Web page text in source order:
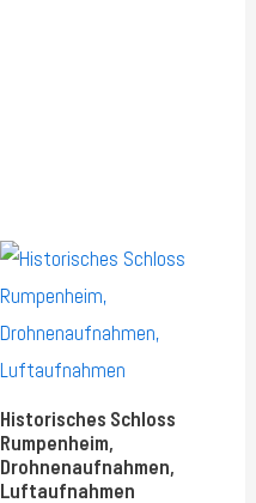
Historisches Schloss
Rumpenheim,
Drohnenaufnahmen,
Luftaufnahmen